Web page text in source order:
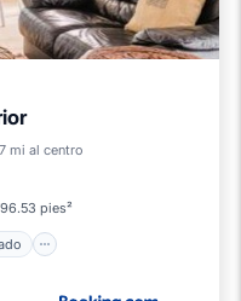
mi al centro
pies²